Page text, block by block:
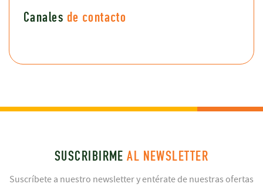
Canales de contacto
SUSCRIBIRMEAL NEWSLETTER
Suscríbete a nuestro newsletter y entérate de nuestras ofertas